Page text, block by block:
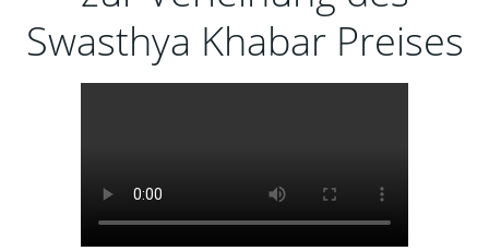
Swasthya Khabar Preises